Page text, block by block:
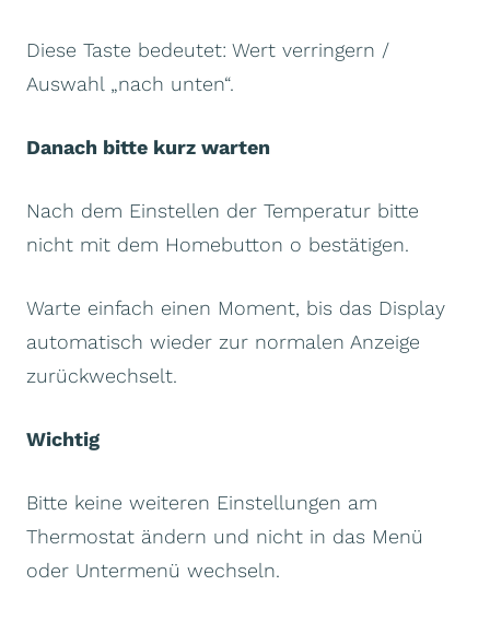
Diese Taste bedeutet: Wert verringern /
Auswahl „nach unten“.
Danach bitte kurz warten
Nach dem Einstellen der Temperatur bitte
nicht mit dem Homebutton o bestätigen.
Warte einfach einen Moment, bis das Display
automatisch wieder zur normalen Anzeige
zurückwechselt.
Wichtig
Bitte keine weiteren Einstellungen am
Thermostat ändern und nicht in das Menü
oder Untermenü wechseln.